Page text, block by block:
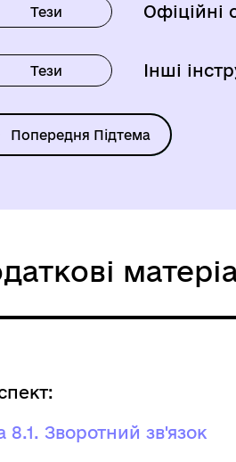
Тези Офіційні
Тези Інші
Попередня Підтема
8.1. Зворотний зв'язок